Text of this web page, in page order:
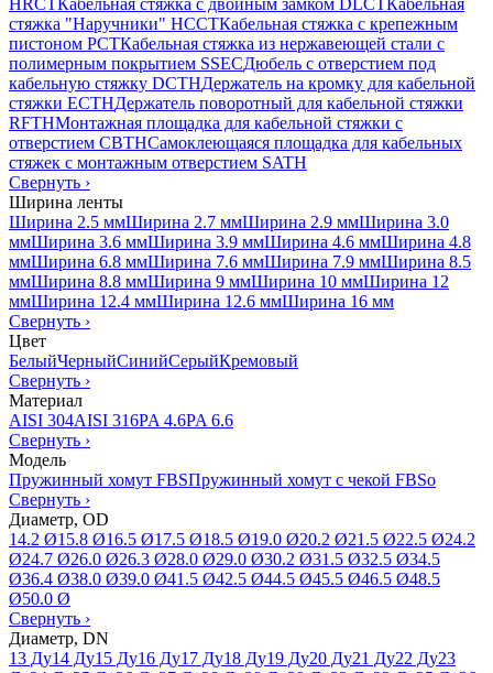
HRCT Кабельная стяжка с двойным замком DLCT
Кабельная
стяжка "Наручники" HCCTКабельная стяжка с крепежным
пистоном PCTКабельная стяжка из нержавеющей стали с
полимерным покрытием SSECДюбель с отверстием под
кабельную стяжку DCTHДержатель на кромку для кабельной
стяжки ECTHДержатель поворотный для кабельной стяжки
RFTHМонтажная площадка для кабельной стяжки с
отверстием CBTHСамоклеющаяся площадка для кабельных
стяжек с монтажным отверстием SATH
Свернуть ›
Ширина ленты
Ширина 2.5 ммШирина 2.7 ммШирина 2.9 ммШирина 3.0
ммШирина 3.6 ммШирина 3.9 ммШирина 4.6 ммШирина 4.8
ммШирина 6.8 ммШирина 7.6 ммШирина 7.9 ммШирина 8.5
ммШирина 8.8 ммШирина 9 ммШирина 10 ммШирина 12
ммШирина 12.4 ммШирина 12.6 ммШирина 16 мм
Свернуть ›
Цвет
БелыйЧерныйСинийСерыйКремовый
Свернуть ›
Материал
AISI 304AISI 316PA 4.6PA 6.6
Свернуть ›
Модель
Пружинный хомут FBSПружинный хомут с чекой FBSo
Свернуть ›
Диаметр, OD
14.2 Ø15.8 Ø16.5 Ø17.5 Ø18.5 Ø19.0 Ø20.2 Ø21.5 Ø22.5 Ø24.2
Ø24.7 Ø26.0 Ø26.3 Ø28.0 Ø29.0 Ø30.2 Ø31.5 Ø32.5 Ø34.5
Ø36.4 Ø38.0 Ø39.0 Ø41.5 Ø42.5 Ø44.5 Ø45.5 Ø46.5 Ø48.5
Ø50.0 Ø
Свернуть ›
Диаметр, DN
13 Ду14 Ду15 Ду16 Ду17 Ду18 Ду19 Ду20 Ду21 Ду22 Ду23